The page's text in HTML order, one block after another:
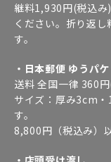
継料1,930円(税込み
ください。折り返
す。
・日本郵便 ゆうパ
送料 全国一律 360
サイズ：厚み3cm
す。
8,800円（税込み）